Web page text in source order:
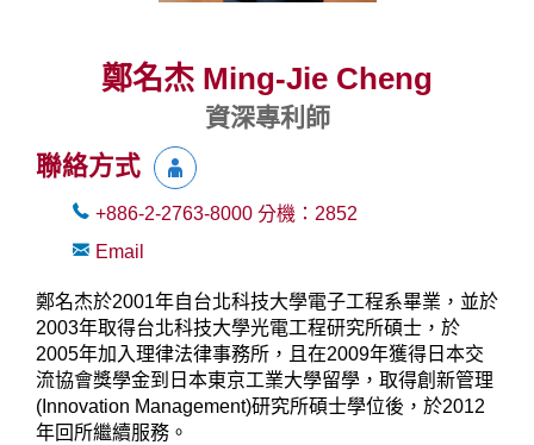
鄭名杰 Ming-Jie Cheng
資深專利師
聯絡方式
+886-2-2763-8000 分機： 2852
Email
鄭名杰於2001年自台北科技大學電子工程系畢業，並於
2003年取得台北科技大學光電工程研究所碩士，於
2005年加入理律法律事務所，且在2009年獲得日本交
流協會獎學金到日本東京工業大學留學，取得創新管理
(Innovation Management)研究所碩士學位後，於2012
年回所繼續服務。